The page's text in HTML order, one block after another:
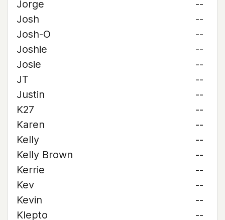
Jorge
--
Josh
--
Josh-O
--
Joshie
--
Josie
--
JT
--
Justin
--
K27
--
Karen
--
Kelly
--
Kelly Brown
--
Kerrie
--
Kev
--
Kevin
--
Klepto
--